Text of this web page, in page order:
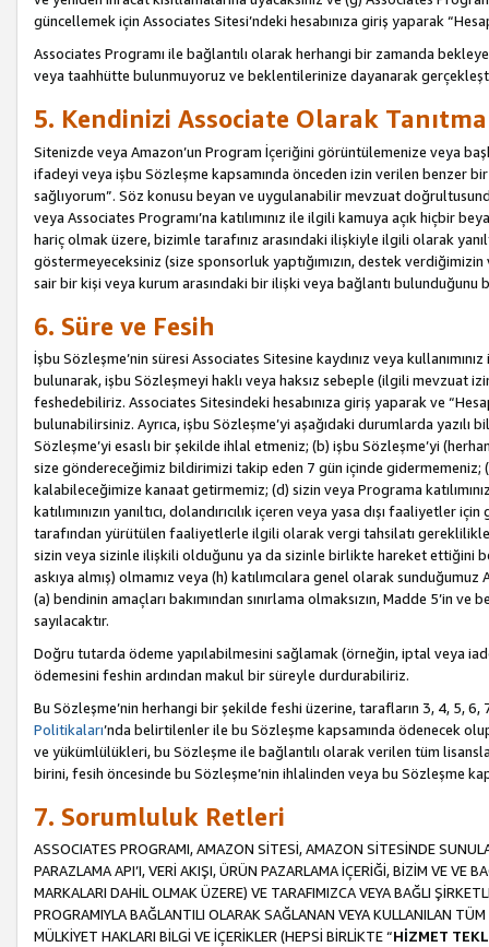
güncellemek için Associates Sitesi’ndeki hesabınıza giriş yaparak
Associates Programı ile bağlantılı olarak herhangi bir zamanda
veya taahhütte bulunmuyoruz ve beklentilerinize dayanarak
5. Kendinizi Associate Olarak
Sitenizde veya Amazon’un Program İçeriğini görüntülemenize veya
ifadeyi veya işbu Sözleşme kapsamında önceden izin verilen benzer
sağlıyorum”. Söz konusu beyan ve uygulanabilir mevzuat
veya Associates Programı’na katılımınız ile ilgili kamuya açık hiçbir
hariç olmak üzere, bizimle tarafınız arasındaki ilişkiyle ilgili olarak
göstermeyeceksiniz (size sponsorluk yaptığımızın, destek
sair bir kişi veya kurum arasındaki bir ilişki veya bağlantı bulunduğunu
6. Süre ve Fesih
İşbu Sözleşme’nin süresi Associates Sitesine kaydınız veya
bulunarak, işbu Sözleşmeyi haklı veya haksız sebeple (ilgili mevzuat
feshedebiliriz. Associates Sitesindeki hesabınıza giriş yaparak ve
bulunabilirsiniz. Ayrıca, işbu Sözleşme’yi aşağıdaki durumlarda yazılı
Sözleşme’yi esaslı bir şekilde ihlal etmeniz; (b) işbu Sözleşme’yi
size göndereceğimiz bildirimizi takip eden 7 gün içinde gidermemeniz;
kalabileceğimize kanaat getirmemiz; (d) sizin veya Programa
katılımınızın yanıltıcı, dolandırıcılık içeren veya yasa dışı
tarafından yürütülen faaliyetlerle ilgili olarak vergi tahsilatı
sizin veya sizinle ilişkili olduğunu ya da sizinle birlikte hareket ettiğini
askıya almış) olmamız veya (h) katılımcılara genel olarak
(a) bendinin amaçları bakımından sınırlama olmaksızın, Madde 5’in
sayılacaktır.
Doğru tutarda ödeme yapılabilmesini sağlamak (örneğin, iptal veya
ödemesini feshin ardından makul bir süreyle durdurabiliriz.
Bu Sözleşme’nin herhangi bir şekilde feshi üzerine, tarafların 3, 4, 5,
Politikaları’nda belirtilenler ile bu Sözleşme kapsamında ödenecek
ve yükümlülükleri, bu Sözleşme ile bağlantılı olarak verilen tüm
birini, fesih öncesinde bu Sözleşme’nin ihlalinden veya bu Sözleşme
7. Sorumluluk Retleri
ASSOCIATES PROGRAMI, AMAZON SİTESİ, AMAZON SİTESİNDE
PARAZLAMA API’I, VERİ AKIŞI, ÜRÜN PAZARLAMA İÇERİĞİ, BİZİM VE VE
MARKALARI DAHİL OLMAK ÜZERE) VE TARAFIMIZCA VEYA BAĞLI
PROGRAMIYLA BAĞLANTILI OLARAK SAĞLANAN VEYA KULLANILAN
MÜLKİYET HAKLARI BİLGİ VE İÇERİKLER (HEPSİ BİRLİKTE “HİZMET